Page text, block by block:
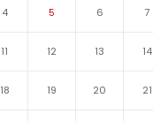
4 5 6 7
11 12 13 14
18 19 20 21